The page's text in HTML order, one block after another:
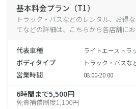
基本料金プラン（T1）
トラック・バスなどのレンタル、お得
てなどの詳細は、こちらから各店舗にお
代表車種 ライトエーストラ
ボディタイプ トラック・バスな
営業時間 08:00-20:00
6時間まで5,500円
免責補償制度1,100円